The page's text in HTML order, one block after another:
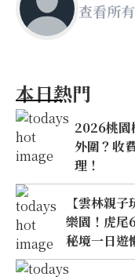
查看所
本日熱門
2026桃園
外圍？收
理！
【雲林親
樂園！虎尾
秘境一日遊